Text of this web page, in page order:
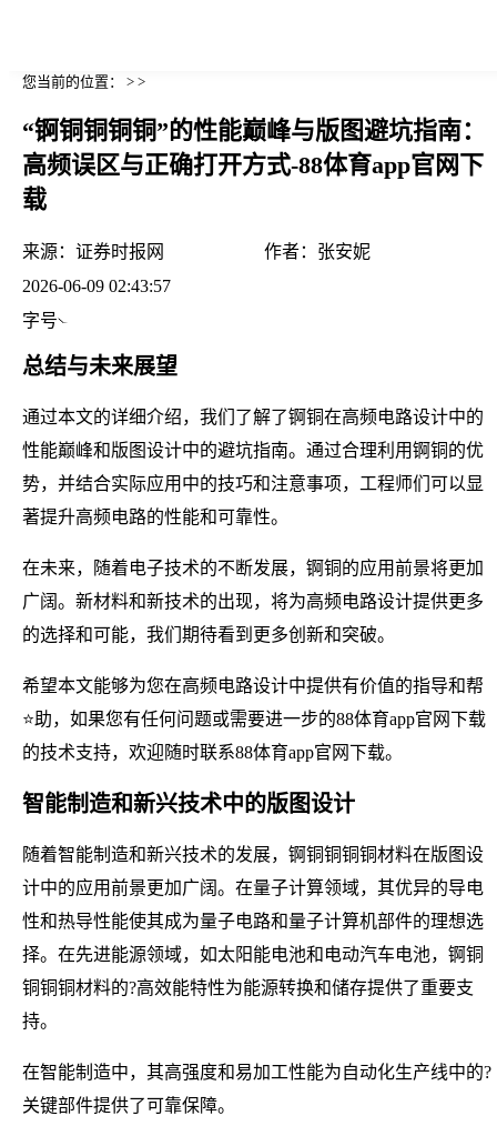
您当前的位置： > >
“锕铜铜铜铜”的性能巅峰与版图避坑指南：
高频误区与正确打开方式-88体育app官网下
载
来源： 证券时报网 作者： 张安妮
2026-06-09 02:43:57
字号
总结与未来展望
通过本文的详细介绍，我们了解了锕铜在高频电路设计中的
性能巅峰和版图设计中的避坑指南。通过合理利用锕铜的优
势，并结合实际应用中的技巧和注意事项，工程师们可以显
著提升高频电路的性能和可靠性。
在未来，随着电子技术的不断发展，锕铜的应用前景将更加
广阔。新材料和新技术的出现，将为高频电路设计提供更多
的选择和可能，我们期待看到更多创新和突破。
希望本文能够为您在高频电路设计中提供有价值的指导和帮
⭐助，如果您有任何问题或需要进一步的88体育app官网下载
的技术支持，欢迎随时联系88体育app官网下载。
智能制造和新兴技术中的版图设计
随着智能制造和新兴技术的发展，锕铜铜铜铜材料在版图设
计中的应用前景更加广阔。在量子计算领域，其优异的导电
性和热导性能使其成为量子电路和量子计算机部件的理想选
择。在先进能源领域，如太阳能电池和电动汽车电池，锕铜
铜铜铜材料的?高效能特性为能源转换和储存提供了重要支
持。
在智能制造中，其高强度和易加工性能为自动化生产线中的?
关键部件提供了可靠保障。